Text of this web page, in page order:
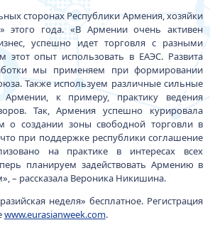
сторонах Республики Армения, хозяйки
этого года. «В Армении очень активен
успешно идет торговля с разными
опыт использовать в ЕАЭС. Развита
мы применяем при формировании
Также используем различные сильные
Армении, к примеру, практику ведения
Так, Армения успешно курировала
о создании зоны свободной торговли в
при поддержке республики соглашение
на практике в интересах всех
планируем задействовать Армению в
– рассказала Вероника Никишина.
неделя» бесплатное. Регистрация
www.eurasianweek.com.